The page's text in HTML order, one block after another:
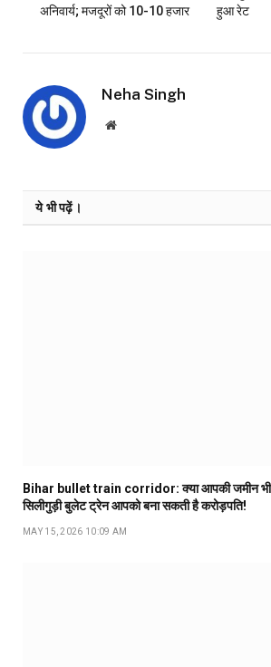
अनिवार्य; मजदूरों को 10-10 हजार
हुआ रेट
Neha Singh
Website
ये भी पढ़ें।
Bihar bullet train corridor: क्या आपकी जमीन भी
सिलीगुड़ी बुलेट ट्रेन आपको बना सकती है करोड़पति!
MAY 15, 2026 10:09 AM